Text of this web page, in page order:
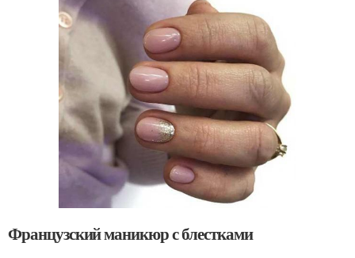
Французский маникюр с блестками